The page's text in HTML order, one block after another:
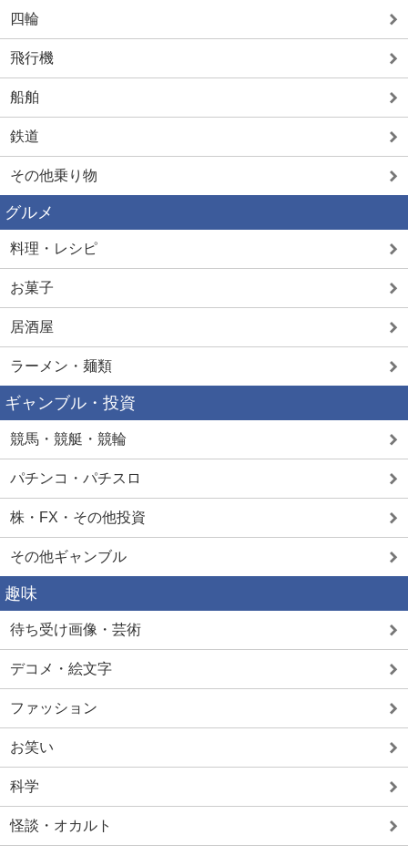
四輪
飛行機
船舶
鉄道
その他乗り物
グルメ
料理・レシピ
お菓子
居酒屋
ラーメン・麺類
ギャンブル・投資
競馬・競艇・競輪
パチンコ・パチスロ
株・FX・その他投資
その他ギャンブル
趣味
待ち受け画像・芸術
デコメ・絵文字
ファッション
お笑い
科学
怪談・オカルト